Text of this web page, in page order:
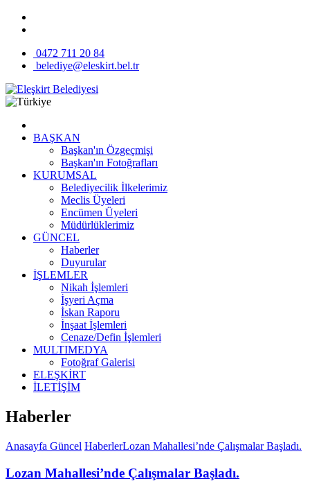
0472 711 20 84
belediye@eleskirt.bel.tr
BAŞKAN
Başkan'ın Özgeçmişi
Başkan'ın Fotoğrafları
KURUMSAL
Belediyecilik İlkelerimiz
Meclis Üyeleri
Encümen Üyeleri
Müdürlüklerimiz
GÜNCEL
Haberler
Duyurular
İŞLEMLER
Nikah İşlemleri
İşyeri Açma
İskan Raporu
İnşaat İşlemleri
Cenaze/Defin İşlemleri
MULTIMEDYA
Fotoğraf Galerisi
ELEŞKİRT
İLETİŞİM
Haberler
Anasayfa Güncel HaberlerLozan Mahallesi’nde Çalışmalar Başladı.
Lozan Mahallesi’nde Çalışmalar Başladı.